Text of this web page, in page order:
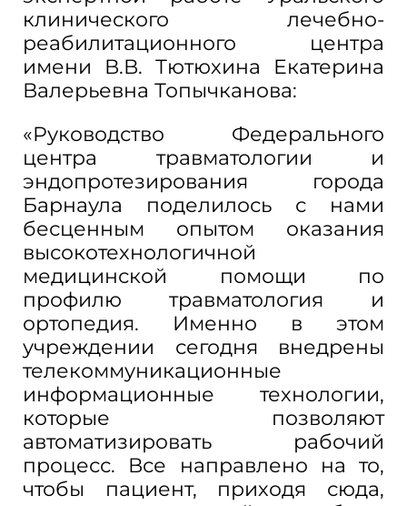
клинического лечебно-
реабилитационного центра
имени В.В. Тютюхина Екатерина
Валерьевна Топычканова:
«Руководство Федерального
центра травматологии и
эндопротезирования города
Барнаула поделилось с нами
бесценным опытом оказания
высокотехнологичной
медицинской помощи по
профилю травматология и
ортопедия. Именно в этом
учреждении сегодня внедрены
телекоммуникационные
информационные технологии,
которые позволяют
автоматизировать рабочий
процесс. Все направлено на то,
чтобы пациент, приходя сюда,